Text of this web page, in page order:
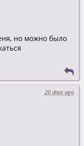
но можно было
20 days ago